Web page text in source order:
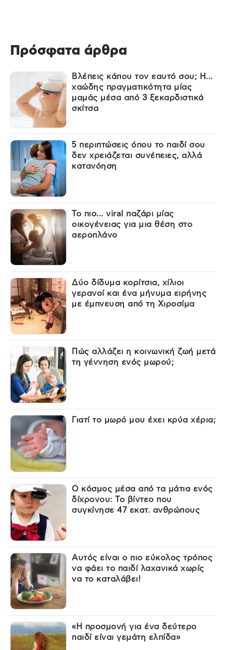
Πρόσφατα άρθρα
Βλέπεις κάπου τον εαυτό σου; Η...
χαώδης πραγματικότητα μίας
μαμάς μέσα από 3 ξεκαρδιστικά
σκίτσα
5 περιπτώσεις όπου το παιδί σου
δεν χρειάζεται συνέπειες, αλλά
κατανόηση
Το πιο... viral παζάρι μίας
οικογένειας για μια θέση στο
αεροπλάνο
Δύο δίδυμα κορίτσια, χίλιοι
γερανοί και ένα μήνυμα ειρήνης
με έμπνευση από τη Χιροσίμα
Πώς αλλάζει η κοινωνική ζωή μετά
τη γέννηση ενός μωρού;
Γιατί το μωρό μου έχει κρύα χέρια;
Ο κόσμος μέσα από τα μάτια ενός
δίχρονου: Το βίντεο που
συγκίνησε 47 εκατ. ανθρώπους
Αυτός είναι ο πιο εύκολος τρόπος
να φάει το παιδί λαχανικά χωρίς
να το καταλάβει!
«Η προσμονή για ένα δεύτερο
παιδί είναι γεμάτη ελπίδα»